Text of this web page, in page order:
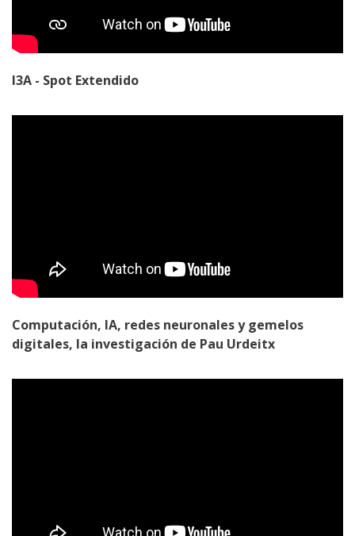
I3A - Spot Extendido
Computación, IA, redes neuronales y gemelos
digitales, la investigación de Pau Urdeitx